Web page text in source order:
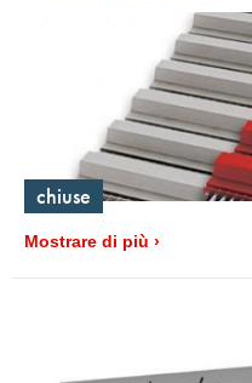
chiuse
Mostrare di più